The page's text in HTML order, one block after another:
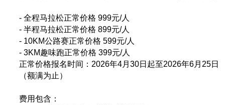
- 全程马拉松正常价格 999元/人
- 半程马拉松正常价格 899元/人
- 10KM公路赛正常价格 599元/人
- 3KM趣味跑正常价格 399元/人
正常价格报名时间：2026年4月30日起至2026年6月25日
（额满为止）
费用包含：